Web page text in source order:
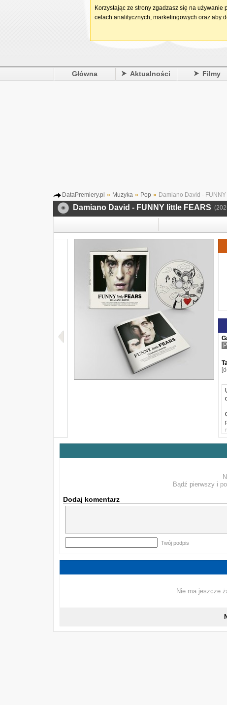
Główna Aktualności Filmy
DataPremiery.pl » Muzyka » Pop » Damiano David -
Damiano David - FUNNY little FEARS
Bądź pierwszy i
Dodaj komentarz
Twój podpis
Nie ma jeszcze
Korzystając ze strony zgadzasz się na
celach analitycznych, marketingowych oraz aby